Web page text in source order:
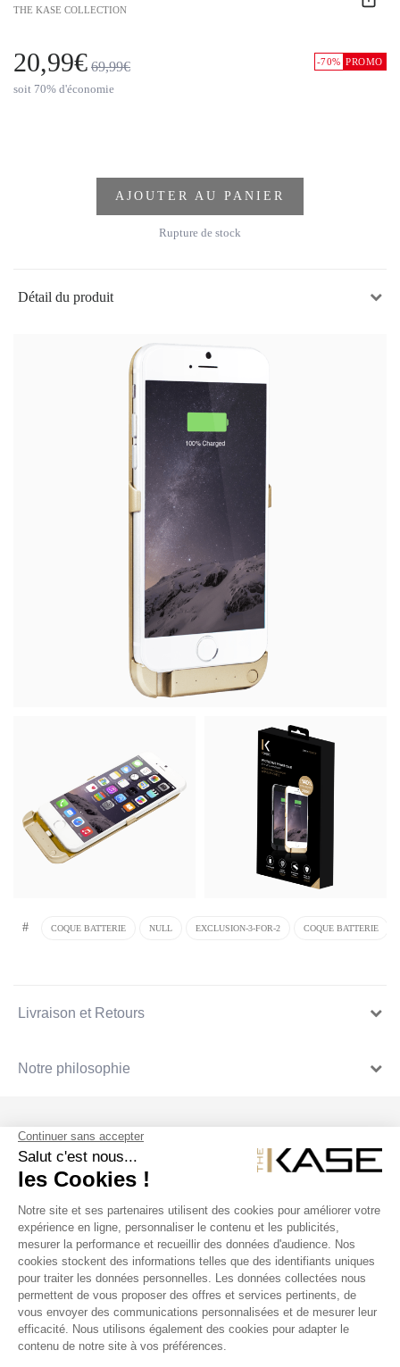
THE KASE COLLECTION
-70% PROMO
20,99€ 69,99€
soit 70% d'économie
AJOUTER AU PANIER
Rupture de stock
Détail du produit
# COQUE BATTERIE NULL EXCLUSION-3-FOR-2 COQUE BATTERIE
Livraison et Retours
Notre philosophie
NOS PRODUITS
THE KASE